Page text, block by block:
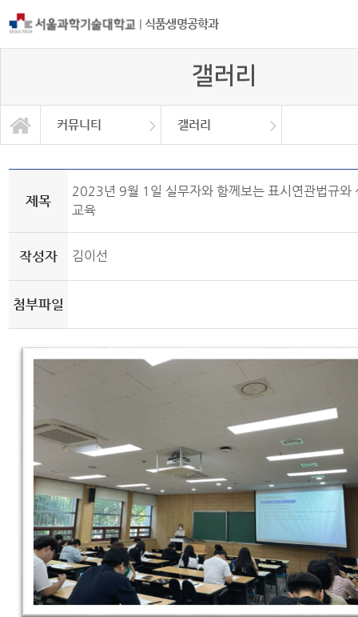
| 식품생명공학과
갤러리
커뮤니티 갤러리
학과소개
교과과정
학사정보
대학원
정보광장
커뮤니티
동문회
동아리
갤러리
제목
2023년 9월 1일 실무자와 함께보는 표시연관법규와
교육
작성자 김이선
첨부파일